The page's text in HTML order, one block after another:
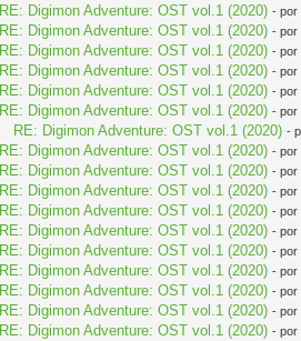
RE: Digimon Adventure: OST vol.1 (2020) - por
RE: Digimon Adventure: OST vol.1 (2020) - por
RE: Digimon Adventure: OST vol.1 (2020) - por
RE: Digimon Adventure: OST vol.1 (2020) - por
RE: Digimon Adventure: OST vol.1 (2020) - por
RE: Digimon Adventure: OST vol.1 (2020) - por
RE: Digimon Adventure: OST vol.1 (2020) -
RE: Digimon Adventure: OST vol.1 (2020) - por
RE: Digimon Adventure: OST vol.1 (2020) - por
RE: Digimon Adventure: OST vol.1 (2020) - por
RE: Digimon Adventure: OST vol.1 (2020) - por
RE: Digimon Adventure: OST vol.1 (2020) - por
RE: Digimon Adventure: OST vol.1 (2020) - por
RE: Digimon Adventure: OST vol.1 (2020) - por
RE: Digimon Adventure: OST vol.1 (2020) - por
RE: Digimon Adventure: OST vol.1 (2020) - por
RE: Digimon Adventure: OST vol.1 (2020) - por